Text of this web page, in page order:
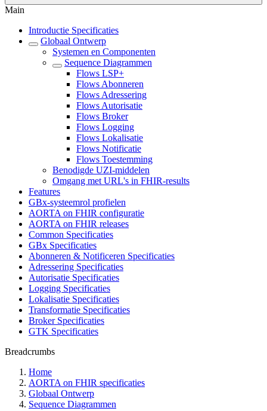
Main
Introductie Specificaties
Globaal Ontwerp
Systemen en Componenten
Sequence Diagrammen
Flows LSP+
Flows Abonneren
Flows Adressering
Flows Autorisatie
Flows Broker
Flows Logging
Flows Lokalisatie
Flows Notificatie
Flows Toestemming
Benodigde UZI-middelen
Omgang met URL's in FHIR-results
Features
GBx-systeemrol profielen
AORTA on FHIR configuratie
AORTA on FHIR releases
Common Specificaties
GBx Specificaties
Abonneren & Notificeren Specificaties
Adressering Specificaties
Autorisatie Specificaties
Logging Specificaties
Lokalisatie Specificaties
Transformatie Specificaties
Broker Specificaties
GTK Specificaties
Breadcrumbs
Home
AORTA on FHIR specificaties
Globaal Ontwerp
Sequence Diagrammen